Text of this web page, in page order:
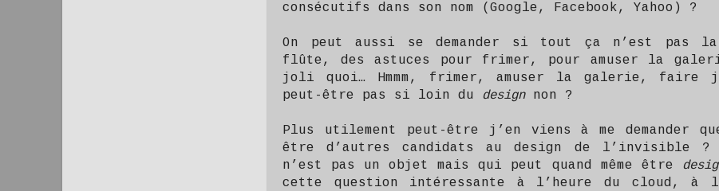
consécutifs dans son nom (Google, Facebook, Yahoo) ?
On peut aussi se demander si tout ça n’est pas
flûte, des astuces pour frimer, pour amuser la
joli quoi… Hmmm, frimer, amuser la galerie, faire
peut-être pas si loin du designnon ?
Plus utilement peut-être j’en viens à me demander
être d’autres candidats au design de l’invisible ?
n’est pas un objet mais qui peut quand même être
cette question intéressante à l’heure du cloud, à